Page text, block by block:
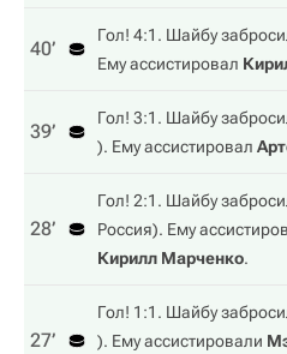
40‎’‎
Гол! 4:1. Шайбу
Ему ассистировал
39‎’‎
Гол! 3:1. Шайбу
). Ему ассистировал
28‎’‎
Гол! 2:1. Шайбу
Россия). Ему
Кирилл Марченко.
27‎’‎
Гол! 1:1. Шайбу
). Ему ассистировали